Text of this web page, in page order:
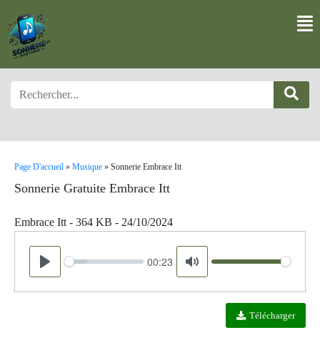
Page D'accueil » Musique » Sonnerie Embrace Itt
Sonnerie Gratuite Embrace Itt
Embrace Itt - 364 KB - 24/10/2024
Play
Seek 00:23
Mute
Volume
Télécharger